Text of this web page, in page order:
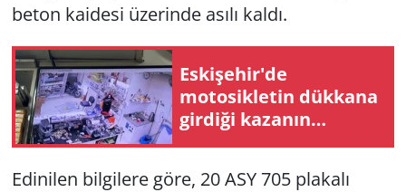
beton kaidesi üzerinde asılı kaldı.
Eskişehir'de
motosikletin dükkana
girdiği kazanın
görüntüleri ortaya
Edinilen bilgilere göre, 20 ASY 705 plakalı